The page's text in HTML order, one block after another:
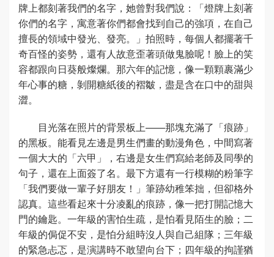
牌上都刻著我們的名字，她曾對我們說：「燈牌上刻著
你們的名字，寓意著你們都會找到自己的強項，在自己
擅長的領域中發光、發亮。」拍照時，每個人都擺著千
奇百怪的姿勢，還有人故意歪著頭做鬼臉呢！臉上的笑
容都跟向日葵般燦爛。那六年的記憶，像一顆顆裹滿少
年心事的糖，剝開糖紙後的褶皺，盡是含在口中的甜與
澀。
目光落在照片的背景板上——那塊充滿了「痕跡」
的黑板。能看見左邊是男生們畫的動漫角色，中間寫著
一個大大的「六甲」，右邊是女生們寫給老師及同學的
句子，還在上面簽了名。最下方還有一行模糊的粉筆字
「我們要做一輩子好朋友！」筆跡幼稚笨拙，但卻格外
認真。這些看起來十分凌亂的痕跡，像一把打開記憶大
門的鑰匙。一年級的害怕生疏，是怕看見陌生的臉；二
年級的侷促不安，是怕分組時沒人與自己組隊；三年級
的緊急忐忑，是演講時不敢望向台下；四年級的拘謹猶